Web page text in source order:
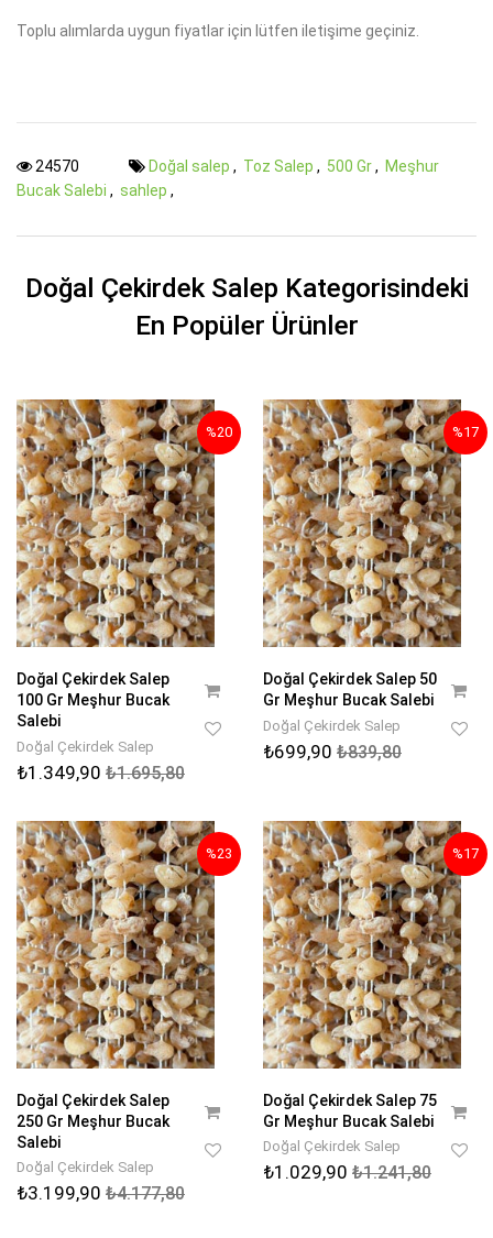
Toplu alımlarda uygun fiyatlar için lütfen iletişime geçiniz.
24570 Doğal salep , Toz Salep , 500 Gr, Meşhur
Bucak Salebi , sahlep ,
Doğal Çekirdek Salep Kategorisindeki
En Popüler Ürünler
%20
Doğal Çekirdek Salep
100 Gr Meşhur Bucak
Salebi
Doğal Çekirdek Salep
₺1.349,90 ₺1.695,80
%17
Doğal Çekirdek Salep 50
Gr Meşhur Bucak Salebi
Doğal Çekirdek Salep
₺699,90 ₺839,80
%23
Doğal Çekirdek Salep
250 Gr Meşhur Bucak
Salebi
Doğal Çekirdek Salep
₺3.199,90 ₺4.177,80
%17
Doğal Çekirdek Salep 75
Gr Meşhur Bucak Salebi
Doğal Çekirdek Salep
₺1.029,90 ₺1.241,80